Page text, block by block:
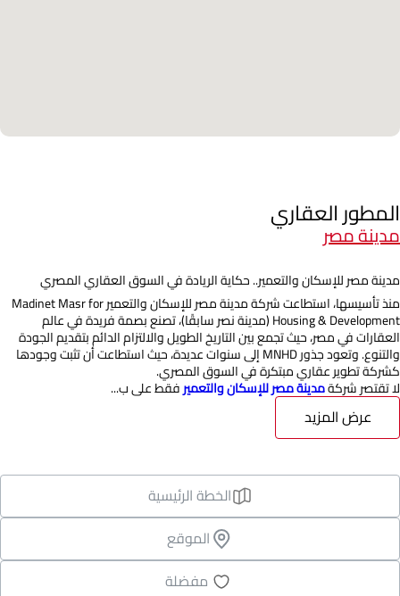
المطور العقاري
مدينة مصر
مدينة مصر للإسكان والتعمير.. حكاية الريادة في السوق العقاري المصري
منذ تأسيسها، استطاعت شركة مدينة مصر للإسكان والتعمير Madinet Masr for
Housing & Development (مدينة نصر سابقًا)، تصنع بصمة فريدة في عالم
العقارات في مصر، حيث تجمع بين التاريخ الطويل والالتزام الدائم بتقديم الجودة
والتنوع. وتعود جذور MNHD إلى سنوات عديدة، حيث استطاعت أن تثبت وجودها
كشركة تطوير عقاري مبتكرة في السوق المصري.
لا تقتصر شركةمدينة مصر للإسكان والتعميرفقط على ب...
عرض المزيد
الخطة الرئيسية
الموقع
مفضلة